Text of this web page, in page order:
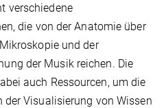
verschiedene
die von der Anatomie über
und der
der Musik reichen. Die
auch Ressourcen, um die
der Visualisierung von Wissen